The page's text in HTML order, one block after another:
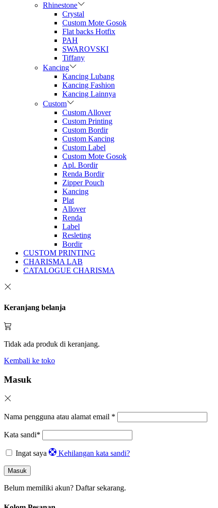
Rhinestone
Crystal
Custom Mote Gosok
Flat backs Hotfix
PAH
SWAROVSKI
Tiffany
Kancing
Kancing Lubang
Kancing Fashion
Kancing Lainnya
Custom
Custom Allover
Custom Printing
Custom Bordir
Custom Kancing
Custom Label
Custom Mote Gosok
Apl. Bordir
Renda Bordir
Zipper Pouch
Kancing
Plat
Allover
Renda
Label
Resleting
Bordir
CUSTOM PRINTING
CHARISMA LAB
CATALOGUE CHARISMA
Keranjang belanja
Tidak ada produk di keranjang.
Kembali ke toko
Masuk
Nama pengguna atau alamat email *
Kata sandi*
Ingat saya Kehilangan kata sandi?
Masuk
Belum memiliki akun? Daftar sekarang.